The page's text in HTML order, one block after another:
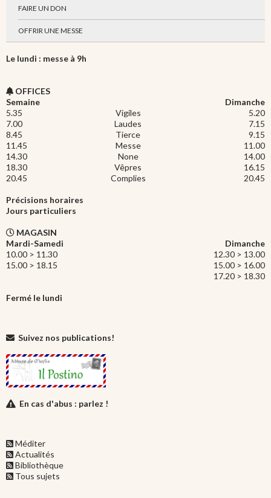
FAIRE UN DON
OFFRIR UNE MESSE
Le lundi : messe à 9h
OFFICES
Semaine
Dimanche
5.35
Vigiles
5.20
7.00
Laudes
7.15
8.45
Tierce
9.15
11.45
Messe
11.00
14.30
None
14.00
18.30
Vêpres
16.15
20.45
Complies 20.45
Précisions horaires
Jours particuliers
MAGASIN
Mardi-Samedi
Dimanche
10.00 > 11.30
12.30 > 13.00
15.00 > 18.15
15.00 > 16.00
17.20 > 18.30
Fermé le lundi
Suivez nos publications!
En cas d'abus : parlez !
Méditer
Actualités
Bibliothèque
Tous sujets